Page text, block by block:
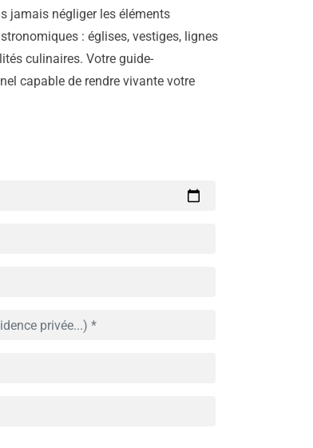
jamais négliger les éléments
: églises, vestiges, lignes
culinaires. Votre guide-
capable de rendre vivante votre